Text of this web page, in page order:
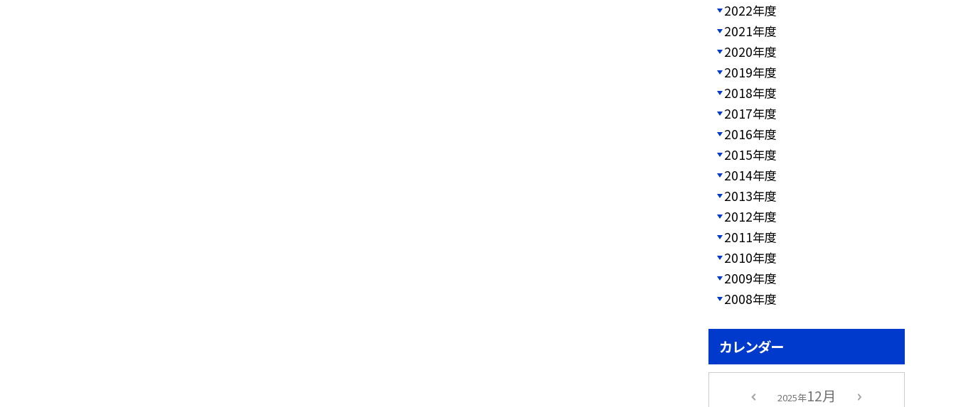
2022年度
2021年度
2020年度
2019年度
2018年度
2017年度
2016年度
2015年度
2014年度
2013年度
2012年度
2011年度
2010年度
2009年度
2008年度
カレンダー
2025年12月